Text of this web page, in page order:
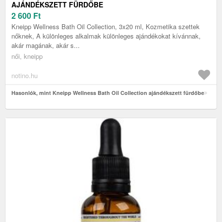
AJÁNDÉKSZETT FÜRDŐBE
2 600 Ft
Kneipp Wellness Bath Oil Collection, 3x20 ml, Kozmetika szettek
nőknek, A különleges alkalmak különleges ajándékokat kívánnak,
akár magának, akár s...
női, kneipp
notino.hu
Hasonlók, mint Kneipp Wellness Bath Oil Collection ajándékszett fürdőbe